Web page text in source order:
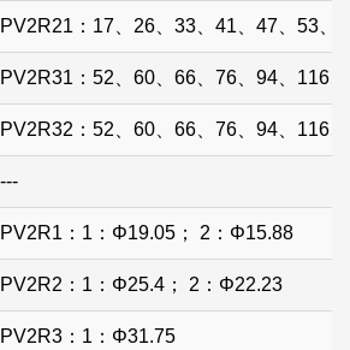
应用于切削机械、塑料机械、皮革机
械等领域。
PV2R21：17、26、33、41、47、53、
PV2R31：52、60、66、76、94、116
PV2R32：52、60、66、76、94、116
---
PV2R1：1：Φ19.05； 2：Φ15.88
PV2R2：1：Φ25.4； 2：Φ22.23
PV2R3：1：Φ31.75